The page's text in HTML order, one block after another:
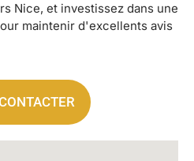
Nice, et investissez dans une
maintenir d'excellents avis